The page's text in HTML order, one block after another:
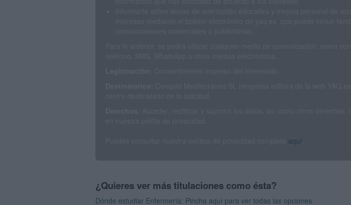
aquí
¿Quieres ver más titulaciones como ésta?
Dónde estudiar Enfermería: Pincha aquí para ver todas las opciones